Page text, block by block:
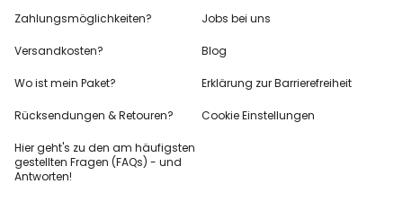
Zahlungsmöglichkeiten?
Versandkosten?
Wo ist mein Paket?
Rücksendungen & Retouren?
Hier geht's zu den am häufigsten
gestellten Fragen (FAQs) - und
Antworten!
Jobs bei uns
Blog
Erklärung zur Barrierefreiheit
Cookie Einstellungen